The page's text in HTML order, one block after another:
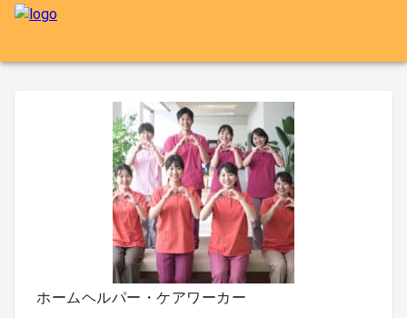
ホームヘルパー・ケアワーカー